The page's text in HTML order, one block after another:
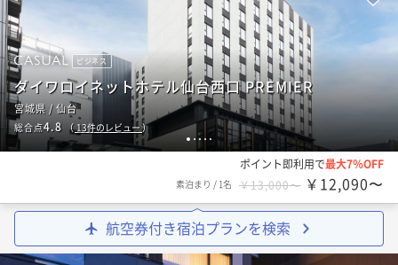
1 23 4 5
ビジネス
ダイワロイネットホテル仙台西口 PREMIER
宮城県 / 仙台
総合点4.8 （13件のレビュー）
ポイント即利用で最大7％OFF
素泊まり / 1名 ￥13,000〜 ￥12,090〜
航空券付き宿泊プランを検索